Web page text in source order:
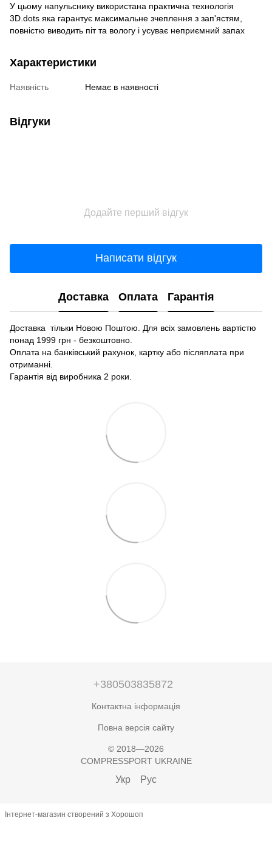
У цьому напульснику використана практична технологія
3D.dots яка гарантує максимальне зчеплення з зап'ястям,
повністю виводить піт та вологу і усуває неприємний запах
Характеристики
Наявність Немає в наявності
Відгуки
Додайте перший відгук
Написати відгук
Доставка Оплата Гарантія
Доставка тільки Новою Поштою. Для всіх замовлень вартістю
понад 1999 грн - безкоштовно.
Оплата на банківський рахунок, картку або післяплата при
отриманні.
Гарантія від виробника 2 роки.
+380503835872
Контактна інформація
Повна версія сайту
© 2018—2026
COMPRESSPORT UKRAINE
Укр Рус
Інтернет-магазин створений з Хорошоп